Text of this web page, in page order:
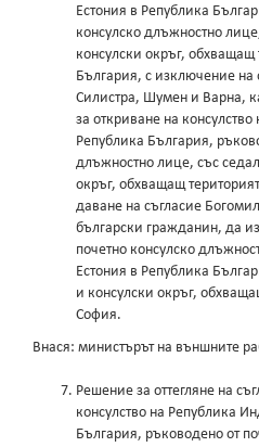
Естония в Република
консулско длъжностно
консулски окръг, обхващащ
България, с изключение на
Силистра, Шумен и Варна,
за откриване на
Република България,
длъжностно лице, със
окръг, обхващащ
даване на съгласие
български гражданин, да
почетно консулско
Естония в Република
и консулски окръг,
София.
Внася: министърът на външните
Решение за оттегляне на
консулство на Република
България, ръководено от